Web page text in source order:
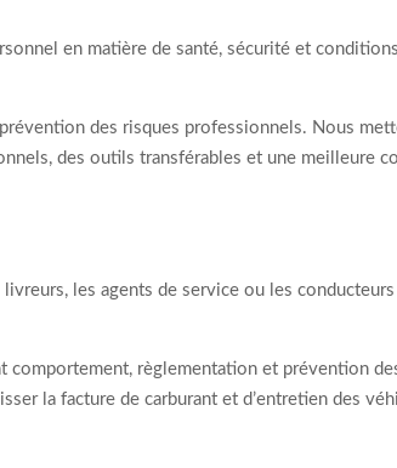
en matière de santé, sécurité et
des risques professionnels. Nous
des outils transférables et une meilleure
les agents de service ou les
comportement, règlementation et prévention
la facture de carburant et d’entretien des